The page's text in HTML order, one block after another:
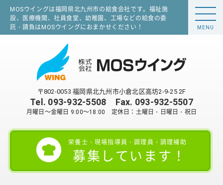
MOSウイングは福岡県北九州市の給食会社です。福祉施
設、医療機関、社員食堂、幼稚園、工場などの給食の委
託・請負はMOSウイングにおまかせください！
〒802-0053 福岡県北九州市小倉北区高坊2-9-25 2F
Tel. 093-932-5508 Fax. 093-932-5507
月曜日～金曜日 9:00～18:00 定休日：土曜日・日曜日・祝日
栄養士・現場指導員・調理員・調理補助
募集しています！
MENU